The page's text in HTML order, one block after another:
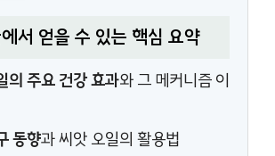
서 얻을 수 있는 핵심 요약
의 주요 건강 효과와 그 메커니즘 이
동향과 씨앗 오일의 활용법